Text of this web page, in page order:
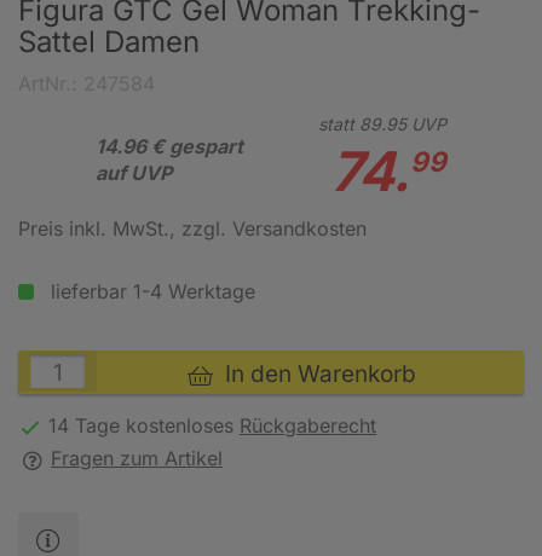
Figura GTC Gel Woman Trekking-
Sattel Damen
14.96 € gespart
auf UVP
statt 89.95UVP
74.99
Preis inkl. MwSt., zzgl. Versandkosten
lieferbar 1-4 Werktage
In den Warenkorb
14 Tage kostenloses Rückgaberecht
Fragen zum Artikel